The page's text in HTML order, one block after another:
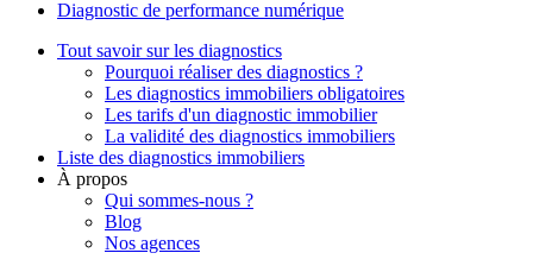
Diagnostic de performance numérique
Tout savoir sur les diagnostics
Pourquoi réaliser des diagnostics ?
Les diagnostics immobiliers obligatoires
Les tarifs d'un diagnostic immobilier
La validité des diagnostics immobiliers
Liste des diagnostics immobiliers
À propos
Qui sommes-nous ?
Blog
Nos agences